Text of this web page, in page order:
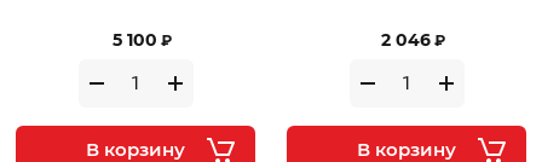
5 100 ₽
В корзину
2 046 ₽
В корзину